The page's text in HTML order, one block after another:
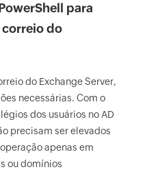
para
correio do
do Exchange Server,
necessárias. Com o
dos usuários no AD
precisam ser elevados
apenas em
ou domínios